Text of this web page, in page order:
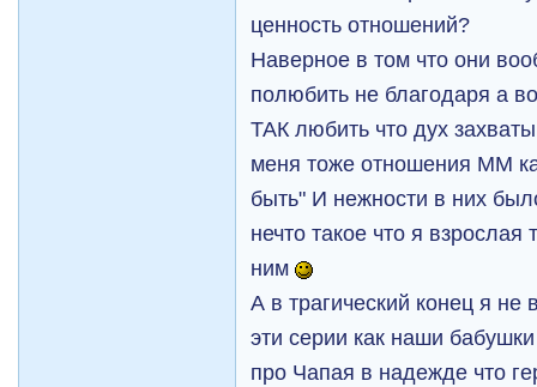
ценность отношений?
Наверное в том что они
полюбить не благодаря а
ТАК любить что дух
меня тоже отношения ММ
быть" И нежности в них
нечто такое что я
ним
А в трагический конец я
эти серии как наши
про Чапая в надежде что